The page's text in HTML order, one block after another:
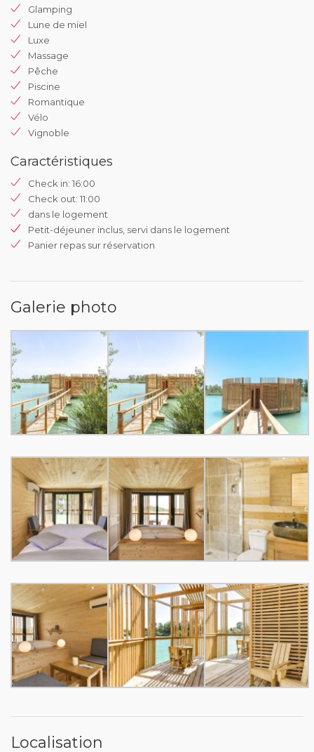
Glamping
Lune de miel
Luxe
Massage
Pêche
Piscine
Romantique
Vélo
Vignoble
Caractéristiques
Check in: 16:00
Check out: 11:00
dans le logement
Petit-déjeuner inclus, servi dans le logement
Panier repas sur réservation
Galerie photo
Localisation